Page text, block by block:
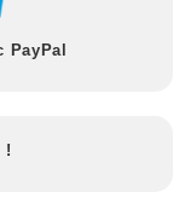
PayPal
!